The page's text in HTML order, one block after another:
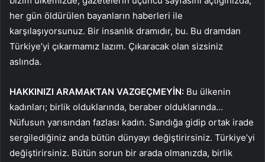
her gün öldürülen bayanların haberleri ile
karşılaşıyorsunuz. Bir insanlık dramıdır, bu. Bu dramdan
Türkiye’yi çıkarmamız lazım. Çıkaracak olan sizsiniz
aslında.
HAKKINIZI ARAMAKTAN VAZGEÇMEYİN: Bu ülkenin
kadınları; birlik olduklarında, beraber olduklarında…
Nüfusun yarısından fazlası kadın. Sandığa gidip ortak irade
sergilediğiniz anda bütün dünyayı değiştirirsiniz. Türkiye’yi
değiştirirsiniz. Bütün sorun bir arada olmanızda, birlik